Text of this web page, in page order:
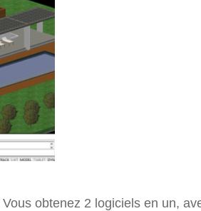
obtenez 2 logiciels en un,